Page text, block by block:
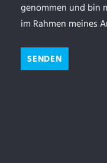
genommen und bin
im Rahmen meines